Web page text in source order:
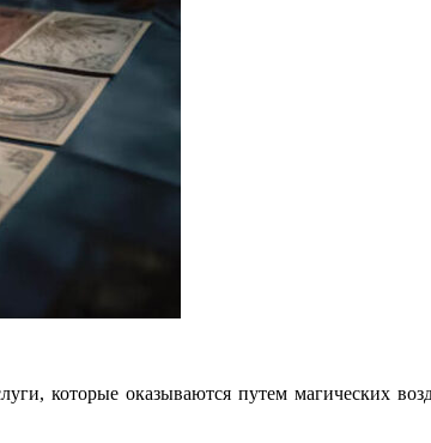
которые оказываются путем магических